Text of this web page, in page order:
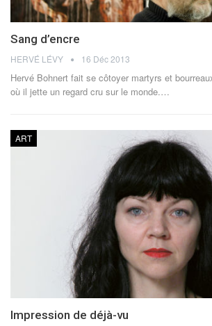
Sang d’encre
HERVÉ LÉVY 16 Déc 2013
Hervé Bohnert fait se côtoyer martyrs et
où il jette un regard cru sur le monde.…
ART
Impression de déjà-vu